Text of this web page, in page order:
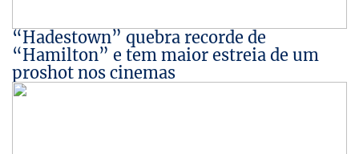
“Hadestown” quebra recorde de
“Hamilton” e tem maior estreia de um
proshot nos cinemas